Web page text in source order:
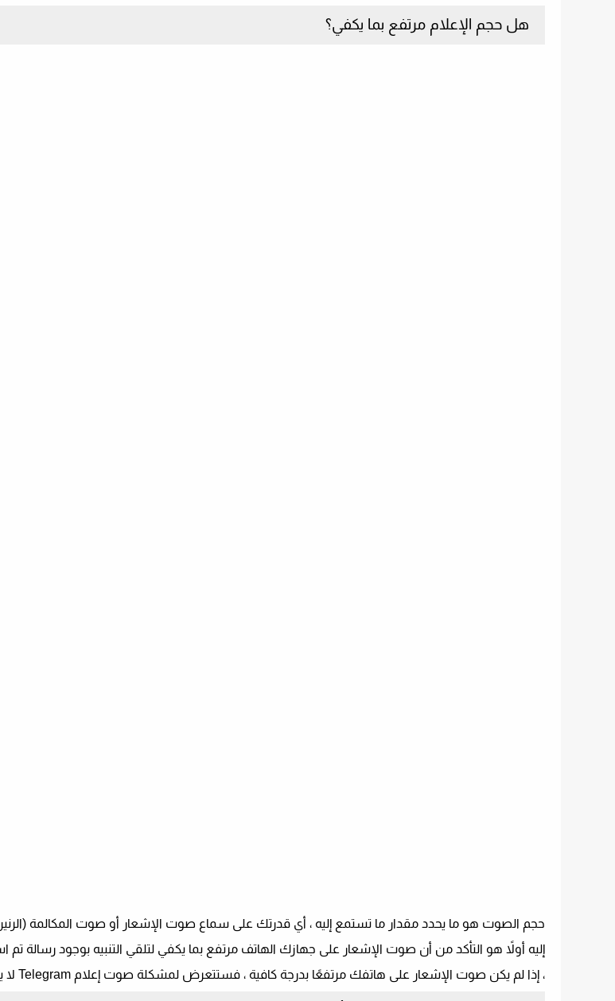
هل حجم الإعلام مرتفع بما يكفي؟
حجم الصوت هو ما يحدد مقدار ما تستمع إليه ، أي قدرتك على سماع صوت الإشعار أو صوت المكالمة
، إذا لم يكن صوت الإشعار على هاتفك مرتفعًا بدرجة كافية ، فستتعرض لمشكلة صوت إعلام Telegram لا يعمل ، وحتى جميع التطبيقات !